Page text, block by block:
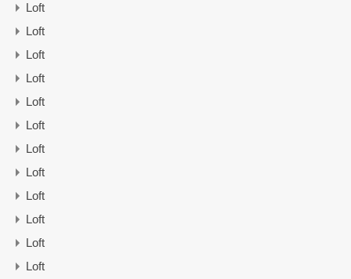
Loft
Loft
Loft
Loft
Loft
Loft
Loft
Loft
Loft
Loft
Loft
Loft